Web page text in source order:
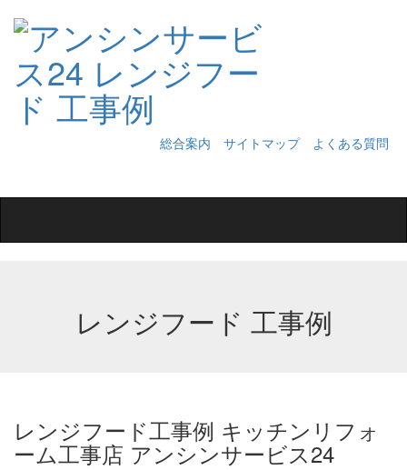
総合案内 サイトマップ
よくある質問
レンジフード 工事例
レンジフード工事例 キッチンリフォ
ーム工事店 アンシンサービス24